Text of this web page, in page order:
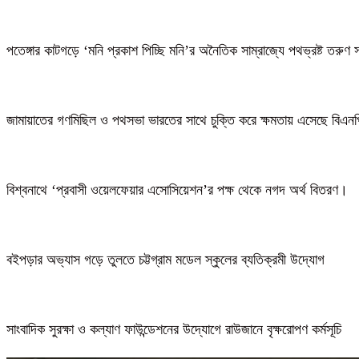
পতেঙ্গার কাটগড়ে ‘মনি প্রকাশ পিচ্ছি মনি’র অনৈতিক সাম্রাজ্যে পথভ্রষ্ট তরুণ
জামায়াতের গণমিছিল ও পথসভা ভারতের সাথে চুক্তি করে ক্ষমতায় এসেছে
বিশ্বনাথে ‘প্রবাসী ওয়েলফেয়ার এসোসিয়েশন’র পক্ষ থেকে নগদ অর্থ বিতরণ।
বইপড়ার অভ্যাস গড়ে তুলতে চট্টগ্রাম মডেল স্কুলের ব্যতিক্রমী উদ্যোগ
সাংবাদিক সুরক্ষা ও কল্যাণ ফাউন্ডেশনের উদ্যোগে রাউজানে বৃক্ষরোপণ কর্মসূচি